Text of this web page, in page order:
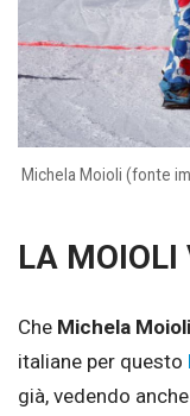
Michela Moioli (fonte
LA MOIOLI
Che Michela Moioli
italiane per questo
già, vedendo